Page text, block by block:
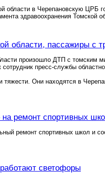
области в Черепановскую ЦРБ
здравоохранения Томской
области, пассажиры с
произошло ДТП с томским
пресс-службы
Они находятся в
ремонт спортивных
ремонт спортивных школ и
светофоры